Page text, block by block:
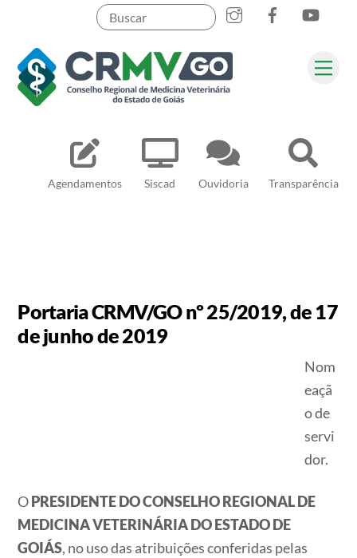
content
Agendamentos Siscad Ouvidoria Transparência
Pesquisar
Portaria CRMV/GO nº 25/2019, de 17
de junho de 2019
Nom
eaçã
o de
servi
dor.
OPRESIDENTE DO CONSELHO REGIONAL DE
MEDICINA VETERINÁRIA DO ESTADO DE
GOIÁS, no uso das atribuições conferidas pelas